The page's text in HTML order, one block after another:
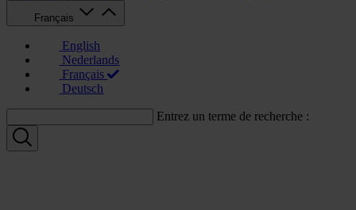
Français
English
Nederlands
Français
Deutsch
Entrez un terme de recherche :